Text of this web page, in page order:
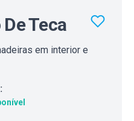
Teca
em interior e